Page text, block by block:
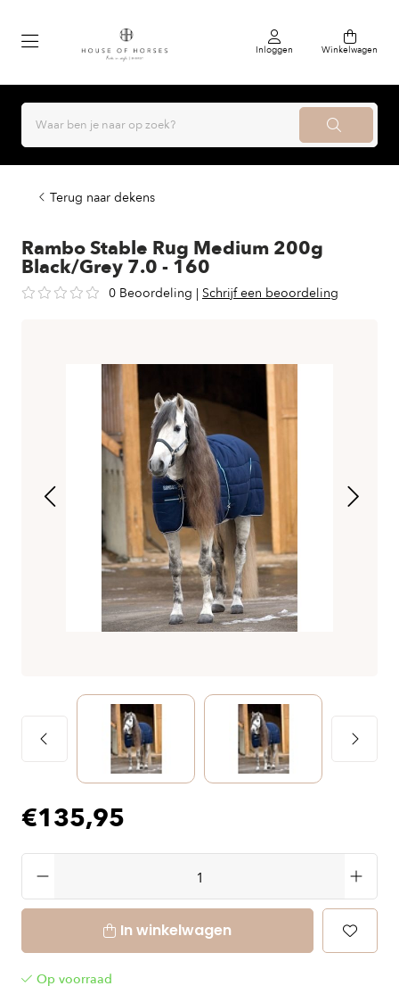
Inloggen Winkelwagen
Terug naar dekens
Rambo Stable Rug Medium 200g
Black/Grey 7.0 - 160
0 Beoordeling | Schrijf een beoordeling
€135,95
In winkelwagen
Op voorraad